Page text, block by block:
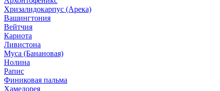
Хризалидокарпус (Арека)
Вашингтония
Вейтчия
Кариота
Ливистона
Муса (Банановая)
Нолина
Рапис
Финиковая пальма
Хамедорея